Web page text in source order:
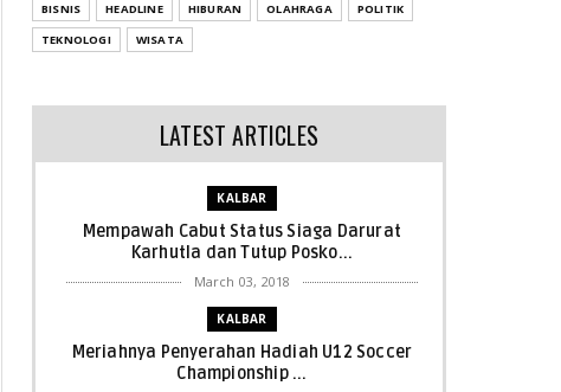
BISNIS HEADLINE HIBURAN OLAHRAGA
POLITIK
TEKNOLOGI
WISATA
LATEST ARTICLES
KALBAR
Mempawah Cabut Status Siaga Darurat
Karhutla dan Tutup Posko...
March 03, 2018
KALBAR
Meriahnya Penyerahan Hadiah U12 Soccer
Championship ...